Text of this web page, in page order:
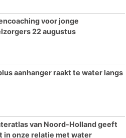
voor jonge
22 augustus
aanhanger raakt te water langs
van Noord-Holland geeft
in onze relatie met water